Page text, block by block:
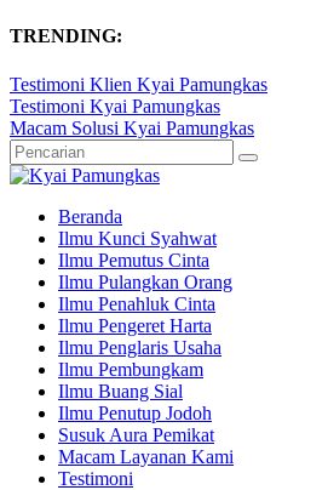
TRENDING:
Testimoni Klien Kyai Pamungkas
Testimoni Kyai Pamungkas
Macam Solusi Kyai Pamungkas
Beranda
Ilmu Kunci Syahwat
Ilmu Pemutus Cinta
Ilmu Pulangkan Orang
Ilmu Penahluk Cinta
Ilmu Pengeret Harta
Ilmu Penglaris Usaha
Ilmu Pembungkam
Ilmu Buang Sial
Ilmu Penutup Jodoh
Susuk Aura Pemikat
Macam Layanan Kami
Testimoni